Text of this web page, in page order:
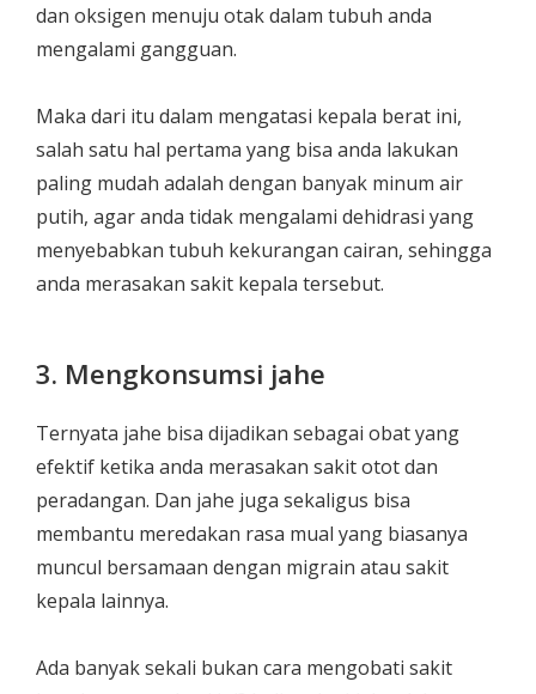
dan oksigen menuju otak dalam tubuh anda
mengalami gangguan.
Maka dari itu dalam mengatasi kepala berat ini,
salah satu hal pertama yang bisa anda lakukan
paling mudah adalah dengan banyak minum air
putih, agar anda tidak mengalami dehidrasi yang
menyebabkan tubuh kekurangan cairan, sehingga
anda merasakan sakit kepala tersebut.
3. Mengkonsumsi jahe
Ternyata jahe bisa dijadikan sebagai obat yang
efektif ketika anda merasakan sakit otot dan
peradangan. Dan jahe juga sekaligus bisa
membantu meredakan rasa mual yang biasanya
muncul bersamaan dengan migrain atau sakit
kepala lainnya.
Ada banyak sekali bukan cara mengobati sakit